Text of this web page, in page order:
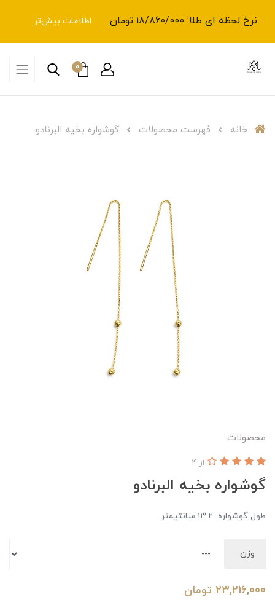
نرخ لحظه ای طلا: 18/860/000 تومان اطلاعات بیش‌تر
0
خانه فهرست محصولات گوشواره بخیه البرنادو
محصولات
گوشواره بخیه البرنادو
از 4
طول گوشواره ۱۳.۲ سانتیمتر
وزن
23,216,000 تومان